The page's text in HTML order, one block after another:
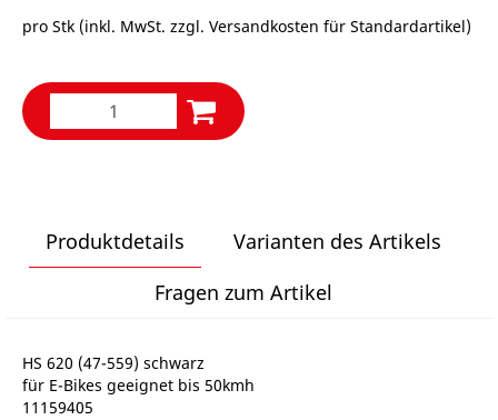
pro Stk (inkl. MwSt. zzgl. Versandkosten für Standardartikel)
Produktdetails
Varianten des Artikels
Fragen zum Artikel
HS 620 (47-559) schwarz
für E-Bikes geeignet bis 50kmh
11159405